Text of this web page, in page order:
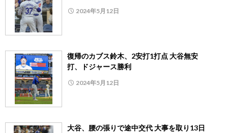
2024年5月12日
復帰のカブス鈴木、2安打1打点 大谷無安
打、ドジャース勝利
2024年5月12日
大谷、腰の張りで途中交代 大事を取り13日